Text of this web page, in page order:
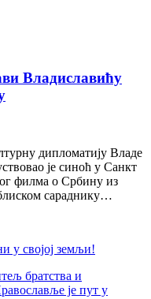
Владиславићу
дипломатију Владе
је синоћ у Санкт
филма о Србину из
сараднику…
у својој земљи!
братства и
је пут у